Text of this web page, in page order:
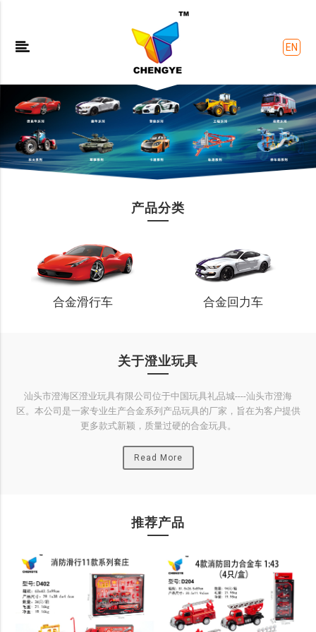
EN
产品分类
合金滑行车 合金回力车
关于澄业玩具
汕头市澄海区澄业玩具有限公司位于中国玩具礼品城----汕头市澄海
区。本公司是一家专业生产合金系列产品玩具的厂家，旨在为客户提供
更多款式新颖，质量过硬的合金玩具。
Read More
推荐产品